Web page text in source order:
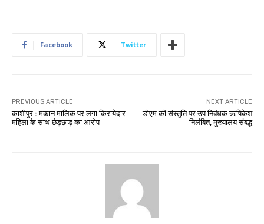
Facebook Twitter
PREVIOUS ARTICLE
काशीपुर : मकान मालिक पर लगा किरायेदार
महिला के साथ छेड़छाड़ का आरोप
NEXT ARTICLE
डीएम की संस्तुति पर उप निबंधक ऋषिकेश
निलंबित, मुख्यालय संबद्ध